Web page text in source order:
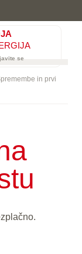
se
in prvi